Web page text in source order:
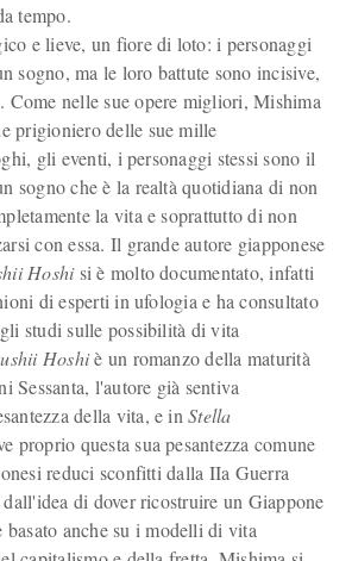
tempo.
e lieve, un fiore di loto: i personaggi
sogno, ma le loro battute sono incisive,
Come nelle sue opere migliori, Mishima
prigioniero delle sue mille
gli eventi, i personaggi stessi sono il
sogno che è la realtà quotidiana di non
la vita e soprattutto di non
con essa. Il grande autore giapponese
Hoshisi è molto documentato, infatti
di esperti in ufologia e ha consultato
studi sulle possibilità di vita
Hoshiè un romanzo della maturità
Sessanta, l'autore già sentiva
della vita, e inStella
proprio questa sua pesantezza comune
reduci sconfitti dalla IIa Guerra
di dover ricostruire un Giappone
basato anche su i modelli di vita